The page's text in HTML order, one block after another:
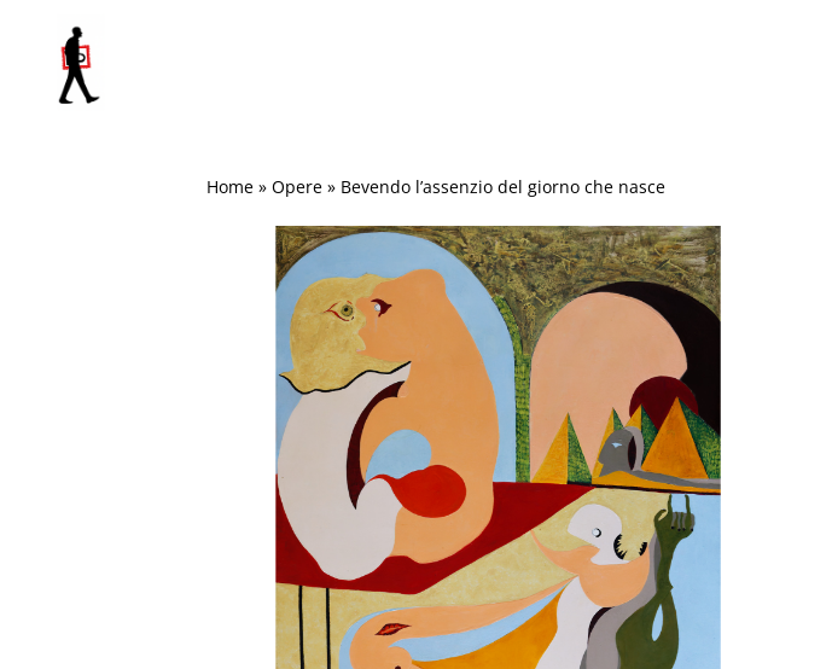
contenuto
Home »Opere » Bevendo l’assenzio del giorno che nasce